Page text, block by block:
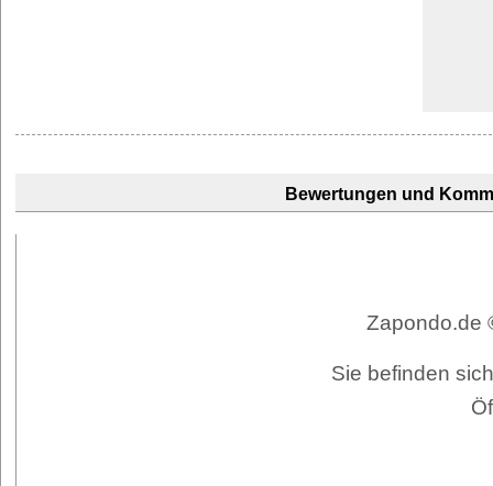
Bewertungen und
Zapondo.de
Sie befinden